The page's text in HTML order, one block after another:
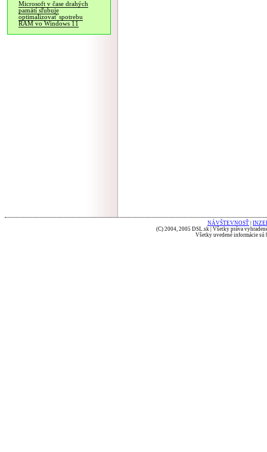
Microsoft v čase drahých
pamätí sľubuje
optimalizovať spotrebu
RAM vo Windows 11
NÁVŠTEVNOSŤ
(C) 2004, 2005 DSL.sk | Všetky práva
Všetky uvedené informácie sú